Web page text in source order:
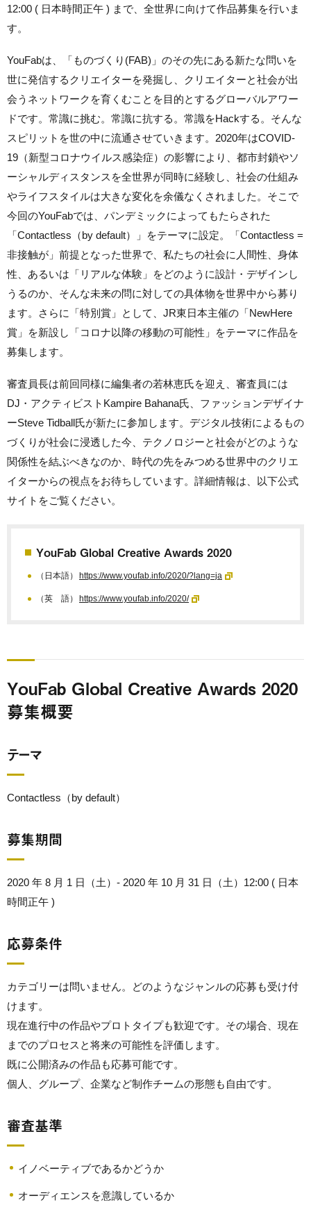
12:00 ( 日本時間正午 ) まで、全世界に向けて作品募集を行いま
す。
YouFabは、「ものづくり(FAB)」のその先にある新たな問いを
世に発信するクリエイターを発掘し、クリエイターと社会が出
会うネットワークを育くむことを目的とするグローバルアワー
ドです。常識に挑む。常識に抗する。常識をHackする。そんな
スピリットを世の中に流通させていきます。2020年はCOVID-
19（新型コロナウイルス感染症）の影響により、都市封鎖やソ
ーシャルディスタンスを全世界が同時に経験し、社会の仕組み
やライフスタイルは大きな変化を余儀なくされました。そこで
今回のYouFabでは、パンデミックによってもたらされた
「Contactless（by default）」をテーマに設定。「Contactless =
非接触が」前提となった世界で、私たちの社会に人間性、身体
性、あるいは「リアルな体験」をどのように設計・デザインし
うるのか、そんな未来の問に対しての具体物を世界中から募り
ます。さらに「特別賞」として、JR東日本主催の「NewHere
賞」を新設し「コロナ以降の移動の可能性」をテーマに作品を
募集します。
審査員長は前回同様に編集者の若林恵氏を迎え、審査員には
DJ・アクティビストKampire Bahana氏、ファッションデザイナ
ーSteve Tidball氏が新たに参加します。デジタル技術によるもの
づくりが社会に浸透した今、テクノロジーと社会がどのような
関係性を結ぶべきなのか、時代の先をみつめる世界中のクリエ
イターからの視点をお待ちしています。詳細情報は、以下公式
サイトをご覧ください。
YouFab Global Creative Awards 2020
（日本語） https://www.youfab.info/2020/?lang=ja
（英 語） https://www.youfab.info/2020/
YouFab Global Creative Awards 2020
募集概要
テーマ
Contactless（by default）
募集期間
2020 年 8 月 1 日（土）- 2020 年 10 月 31 日（土）12:00 ( 日本
時間正午 )
応募条件
カテゴリーは問いません。どのようなジャンルの応募も受け付
けます。
現在進行中の作品やプロトタイプも歓迎です。その場合、現在
までのプロセスと将来の可能性を評価します。
既に公開済みの作品も応募可能です。
個人、グループ、企業など制作チームの形態も自由です。
審査基準
イノベーティブであるかどうか
オーディエンスを意識しているか